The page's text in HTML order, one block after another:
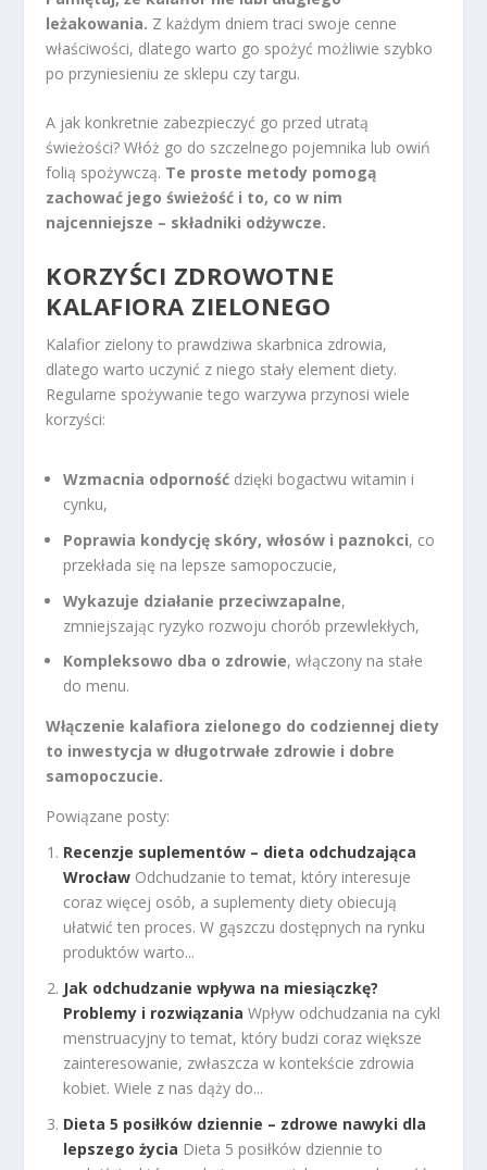
leżakowania. Z każdym dniem traci swoje cenne
właściwości, dlatego warto go spożyć możliwie szybko
po przyniesieniu ze sklepu czy targu.
A jak konkretnie zabezpieczyć go przed utratą
świeżości? Włóż go do szczelnego pojemnika lub owiń
folią spożywczą. Te proste metody pomogą
zachować jego świeżość i to, co w nim
najcenniejsze – składniki odżywcze.
KORZYŚCI ZDROWOTNE
KALAFIORA ZIELONEGO
Kalafior zielony to prawdziwa skarbnica zdrowia,
dlatego warto uczynić z niego stały element diety.
Regularne spożywanie tego warzywa przynosi wiele
korzyści:
Wzmacnia odporność dzięki bogactwu witamin i
cynku,
Poprawia kondycję skóry, włosów i paznokci, co
przekłada się na lepsze samopoczucie,
Wykazuje działanie przeciwzapalne,
zmniejszając ryzyko rozwoju chorób przewlekłych,
Kompleksowo dba o zdrowie, włączony na stałe
do menu.
Włączenie kalafiora zielonego do codziennej diety
to inwestycja w długotrwałe zdrowie i dobre
samopoczucie.
Powiązane posty:
Recenzje suplementów – dieta odchudzająca
Wrocław Odchudzanie to temat, który interesuje
coraz więcej osób, a suplementy diety obiecują
ułatwić ten proces. W gąszczu dostępnych na rynku
produktów warto...
Jak odchudzanie wpływa na miesiączkę?
Problemy i rozwiązania Wpływ odchudzania na cykl
menstruacyjny to temat, który budzi coraz większe
zainteresowanie, zwłaszcza w kontekście zdrowia
kobiet. Wiele z nas dąży do...
Dieta 5 posiłków dziennie – zdrowe nawyki dla
lepszego życia Dieta 5 posiłków dziennie to